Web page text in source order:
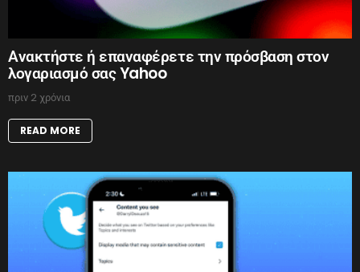
Ανακτήστε ή επαναφέρετε την πρόσβαση στον
λογαριασμό σας Yahoo
πριν 2 χρόνια
READ MORE